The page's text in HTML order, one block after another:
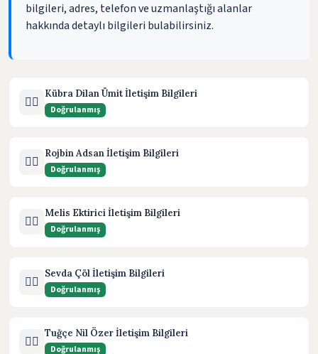
bilgileri, adres, telefon ve uzmanlaştığı alanlar
hakkında detaylı bilgileri bulabilirsiniz.
🧑‍⚖️
Kübra Dilan Ümit İletişim Bilgileri
Doğrulanmış
🧑‍⚖️
Rojbin Adsan İletişim Bilgileri
Doğrulanmış
🧑‍⚖️
Melis Ektirici İletişim Bilgileri
Doğrulanmış
🧑‍⚖️
Sevda Çöl İletişim Bilgileri
Doğrulanmış
🧑‍⚖️
Tuğçe Nil Özer İletişim Bilgileri
Doğrulanmış